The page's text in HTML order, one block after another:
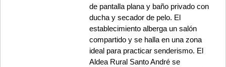
de pantalla plana y baño privado con
ducha y secador de pelo. El
establecimiento alberga un salón
compartido y se halla en una zona
ideal para practicar senderismo. El
Aldea Rural Santo André se